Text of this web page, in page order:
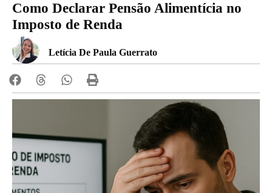
Como Declarar Pensão Alimentícia no
Imposto de Renda
Letícia De Paula Guerrato